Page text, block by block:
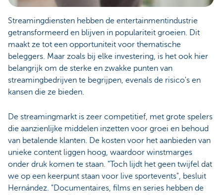
Streamingdiensten hebben de entertainmentindustrie
getransformeerd en blijven in populariteit groeien. Dit
maakt ze tot een opportuniteit voor thematische
beleggers. Maar zoals bij elke investering, is het ook hier
belangrijk om de sterke en zwakke punten van
streamingbedrijven te begrijpen, evenals de risico's en
kansen die ze bieden.
De streamingmarkt is zeer competitief, met grote spelers
die aanzienlijke middelen inzetten voor groei en behoud
van betalende klanten. De kosten voor het aanbieden van
unieke content liggen hoog, waardoor winstmarges
onder druk komen te staan. "Toch lijdt het geen twijfel dat
we op een keerpunt staan voor live sportevents", besluit
Hernández. "Documentaires, films en series hebben de